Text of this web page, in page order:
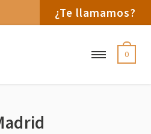
¿Te llamamos?
0